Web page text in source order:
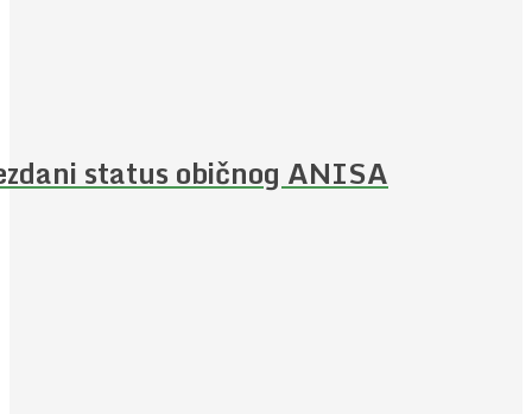
status običnog ANISA